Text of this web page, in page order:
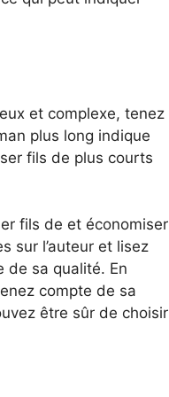
et complexe, tenez
plus long indique
fils de plus courts
fils de et économiser
sur l’auteur et lisez
de sa qualité. En
compte de sa
être sûr de choisir